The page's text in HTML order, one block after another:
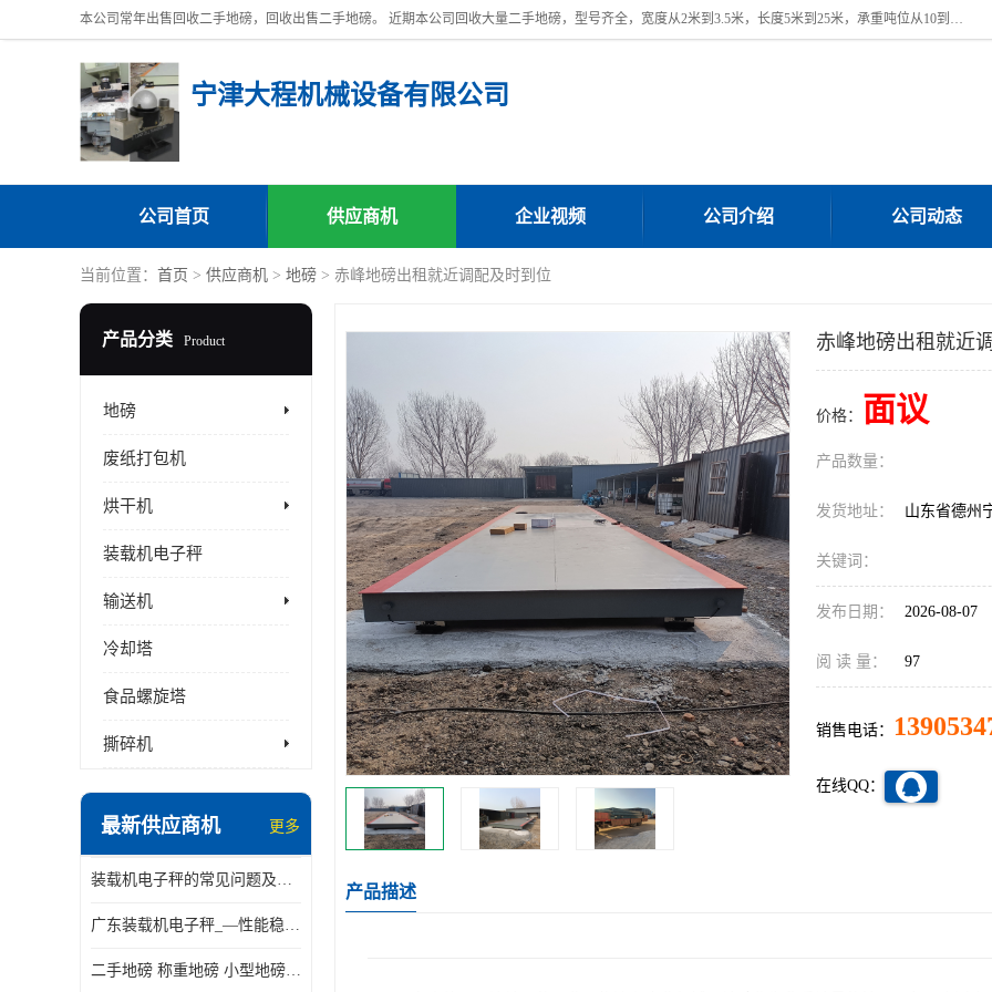
本公司常年出售回收二手地磅，回收出售二手地磅。 近期本公司回收大量二手地磅，型号齐全，宽度从2米到3.5米，长度5米到25米，承重吨位从10到200吨，成色7—9成新。 ? 使用年限6个月至2年，产品来源于个人闲置品，工矿企业停用品，因小换大而来。 精准度和新的一样， 二手地磅是内行人的选择，打个电话就省钱朋友您好等什么
宁津大程机械设备有限公司
公司首页 供应商机 企业视频 公司介绍 公司动态
当前位置： 首页 > 供应商机 > 地磅 > 赤峰地磅出租就近调配及时到位
产品分类 Product
地磅
废纸打包机
烘干机
装载机电子秤
输送机
冷却塔
食品螺旋塔
撕碎机
最新供应商机 更多
装载机电子秤的常见问题及解决方法介绍
广东装载机电子秤_—性能稳定—操作简单—品质可靠
二手地磅 称重地磅 小型地磅 一百吨地磅
赤峰地磅出租就近
价格： 面议
产品数量：
发货地址： 山东省德州
关键词：
发布日期： 2026-08-07
阅 读 量： 97
销售电话：
在线QQ：
产品描述